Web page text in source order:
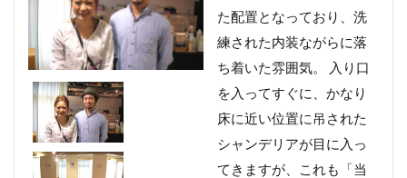
た配置となっており、洗
練された内装ながらに落
ち着いた雰囲気。 入り口
を入ってすぐに、かなり
床に近い位置に吊された
シャンデリアが目に入っ
てきますが、これも「当